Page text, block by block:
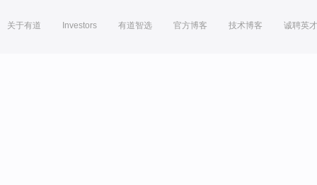
关于有道 Investors 有道智选 官方博客 技术博客 诚聘英才